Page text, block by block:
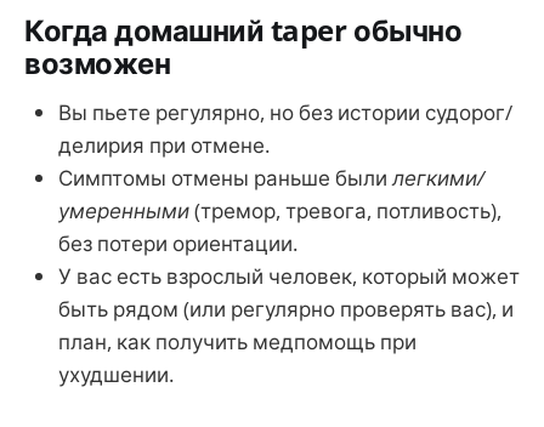
Когда домашний taper обычно
возможен
Вы пьете регулярно, но без истории судорог/
делирия при отмене.
Симптомы отмены раньше былилегкими/
умеренными(тремор, тревога, потливость),
без потери ориентации.
У вас есть взрослый человек, который может
быть рядом (или регулярно проверять вас), и
план, как получить медпомощь при
ухудшении.